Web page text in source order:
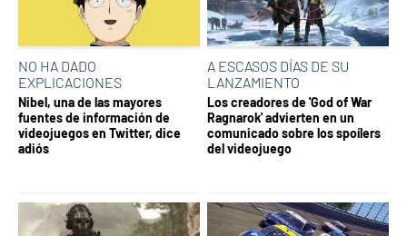
NO HA DADO
EXPLICACIONES
Nibel, una de las mayores
fuentes de información de
videojuegos en Twitter, dice
adiós
A ESCASOS DÍAS DE SU
LANZAMIENTO
Los creadores de 'God of War
Ragnarok' advierten en un
comunicado sobre los spoílers
del videojuego